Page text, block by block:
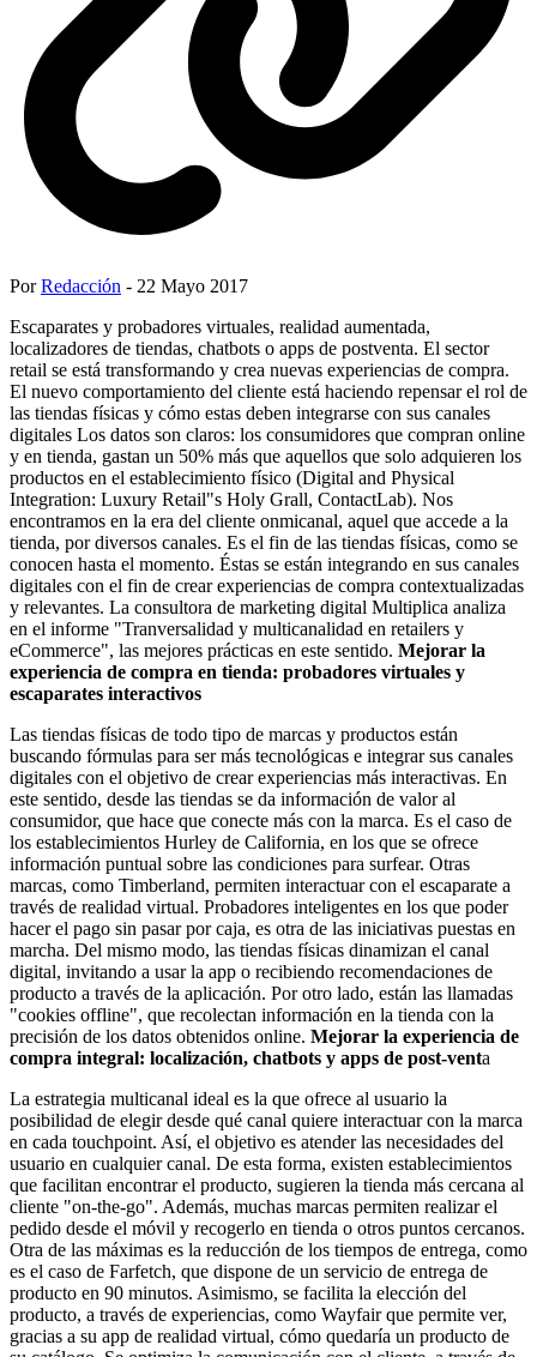
PorRedacción - 22 Mayo 2017
Escaparates y probadores virtuales, realidad aumentada,
localizadores de tiendas, chatbots o apps de postventa. El sector
retail se está transformando y crea nuevas experiencias de compra.
El nuevo comportamiento del cliente está haciendo repensar el rol de
las tiendas físicas y cómo estas deben integrarse con sus canales
digitales Los datos son claros: los consumidores que compran online
y en tienda, gastan un 50% más que aquellos que solo adquieren los
productos en el establecimiento físico (Digital and Physical
Integration: Luxury Retail"s Holy Grall, ContactLab). Nos
encontramos en la era del cliente onmicanal, aquel que accede a la
tienda, por diversos canales. Es el fin de las tiendas físicas, como se
conocen hasta el momento. Éstas se están integrando en sus canales
digitales con el fin de crear experiencias de compra contextualizadas
y relevantes. La consultora de marketing digital Multiplica analiza
en el informe "Tranversalidad y multicanalidad en retailers y
eCommerce", las mejores prácticas en este sentido. Mejorar la
experiencia de compra en tienda: probadores virtuales y
escaparates interactivos
Las tiendas físicas de todo tipo de marcas y productos están
buscando fórmulas para ser más tecnológicas e integrar sus canales
digitales con el objetivo de crear experiencias más interactivas. En
este sentido, desde las tiendas se da información de valor al
consumidor, que hace que conecte más con la marca. Es el caso de
los establecimientos Hurley de California, en los que se ofrece
información puntual sobre las condiciones para surfear. Otras
marcas, como Timberland, permiten interactuar con el escaparate a
través de realidad virtual. Probadores inteligentes en los que poder
hacer el pago sin pasar por caja, es otra de las iniciativas puestas en
marcha. Del mismo modo, las tiendas físicas dinamizan el canal
digital, invitando a usar la app o recibiendo recomendaciones de
producto a través de la aplicación. Por otro lado, están las llamadas
"cookies offline", que recolectan información en la tienda con la
precisión de los datos obtenidos online. Mejorar la experiencia de
compra integral: localización, chatbots y apps de post-venta
La estrategia multicanal ideal es la que ofrece al usuario la
posibilidad de elegir desde qué canal quiere interactuar con la marca
en cada touchpoint. Así, el objetivo es atender las necesidades del
usuario en cualquier canal. De esta forma, existen establecimientos
que facilitan encontrar el producto, sugieren la tienda más cercana al
cliente "on-the-go". Además, muchas marcas permiten realizar el
pedido desde el móvil y recogerlo en tienda o otros puntos cercanos.
Otra de las máximas es la reducción de los tiempos de entrega, como
es el caso de Farfetch, que dispone de un servicio de entrega de
producto en 90 minutos. Asimismo, se facilita la elección del
producto, a través de experiencias, como Wayfair que permite ver,
gracias a su app de realidad virtual, cómo quedaría un producto de